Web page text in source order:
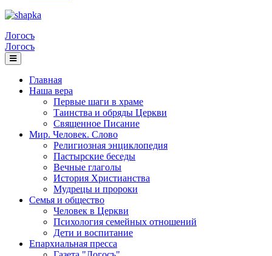
Логосъ
Логосъ
Главная
Наша вера
Первые шаги в храме
Таинства и обряды Церкви
Священное Писание
Мир. Человек. Слово
Религиозная энциклопедия
Пастырские беседы
Вечные глаголы
История Христианства
Мудрецы и пророки
Семья и общество
Человек в Церкви
Психология семейных отношений
Дети и воспитание
Епархиальная пресса